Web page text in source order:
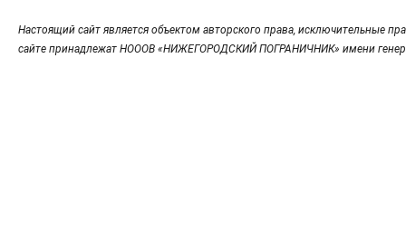
Настоящий сайт является объектом авторского права, исключительные
сайте принадлежат НОООВ «НИЖЕГОРОДСКИЙ ПОГРАНИЧНИК» имени